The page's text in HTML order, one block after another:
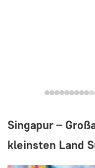
Singapur –
kleinsten Land